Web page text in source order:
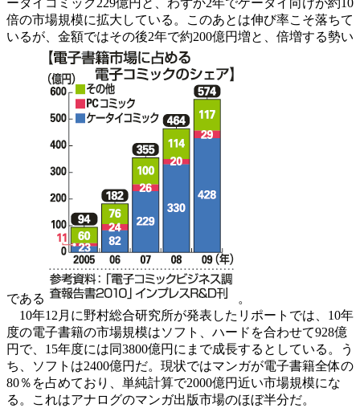
ータイコミック229億円と、わずか2年でケータイ向けが約10
倍の市場規模に拡大している。このあとは伸び率こそ落ちて
いるが、金額ではその後2年で約200億円増と、倍増する勢い
である
。
10年12月に野村総合研究所が発表したリポートでは、10年
度の電子書籍の市場規模はソフト、ハードを合わせて928億
円で、15年度には同3800億円にまで成長するとしている。う
ち、ソフトは2400億円だ。現状ではマンガが電子書籍全体の
80％を占めており、単純計算で2000億円近い市場規模にな
る。これはアナログのマンガ出版市場のほぼ半分だ。